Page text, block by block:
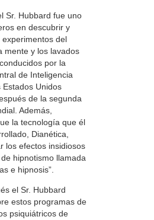
Sr. Hubbard fue uno
en descubrir y
del
mente y los lavados
por la
de Inteligencia
Estados Unidos
de la segunda
Además,
la tecnología que él
Dianética,
los efectos insidiosos
hipnotismo llamada
e hipnosis”.
el Sr. Hubbard
estos programas de
psiquiátricos de